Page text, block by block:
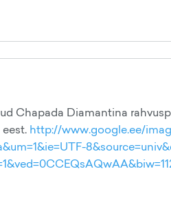
Chapada Diamantina
http://www.google.ee/